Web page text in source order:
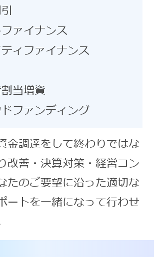
ァイナンス
ィファイナンス
当増資
ファンディング
金調達をして終わりではな
改善・決算対策・経営コン
たのご要望に沿った適切な
ートを一緒になって行わせ